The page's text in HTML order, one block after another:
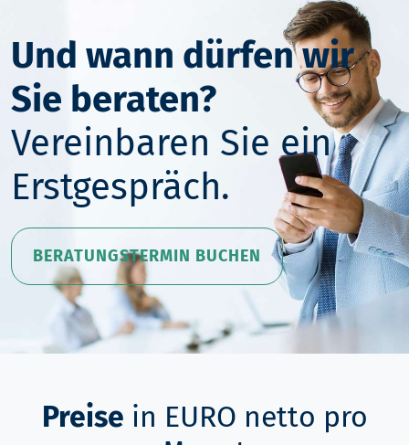
Und wann dürfen wir
Sie beraten?
Vereinbaren Sie ein
Erstgespräch.
BERATUNGSTERMIN BUCHEN
Preise in EURO netto pro